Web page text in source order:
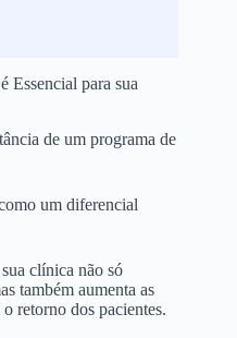
Essencial para sua
de um programa de
um diferencial
clínica não só
também aumenta as
retorno dos pacientes.